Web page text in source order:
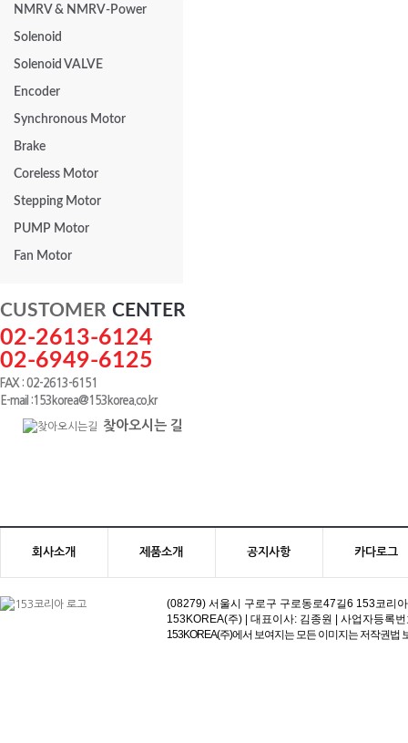
NMRV & NMRV-Power
Solenoid
Solenoid VALVE
Encoder
Synchronous Motor
Brake
Coreless Motor
Stepping Motor
PUMP Motor
Fan Motor
CUSTOMER CENTER
02-2613-6124
02-6949-6125
FAX : 02-2613-6151
E-mail :153korea@153korea.co.kr
찾아오시는 길
회사소개 제품소개 공지사항 카다로그
(08279) 서울시 구로구 구로동로47길6 153코리
153KOREA(주) | 대표이사: 김종원 | 사업자등록
153KOREA(주)에서 보여지는 모든 이미지는 저작권법